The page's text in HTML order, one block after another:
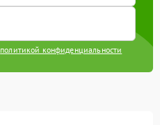
политикой конфиденциальности